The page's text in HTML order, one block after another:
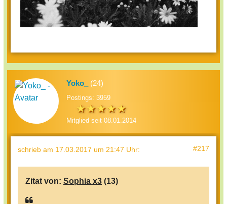
Yoko_ (24)
Postings: 3959
Mitglied seit 08.01.2014
schrieb am 17.03.2017 um 21:47 Uhr: #217
Zitat von: Sophia x3 (13)